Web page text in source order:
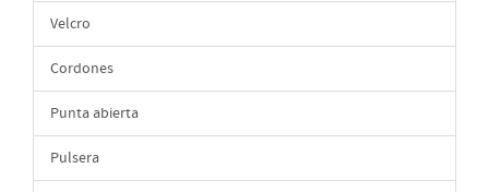
Velcro
Cordones
Punta abierta
Pulsera